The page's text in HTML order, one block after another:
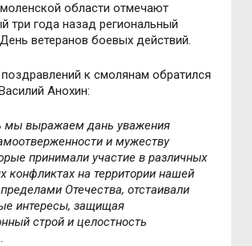
области отмечают
три года назад региональный
ветеранов боевых действий.
к смолянам обратился
Анохин:
мы выражаем дань уважения
и мужеству
принимали участие в различных
конфликтах на территории нашей
Отечества, отстаивали
интересы, защищая
строй и целостность